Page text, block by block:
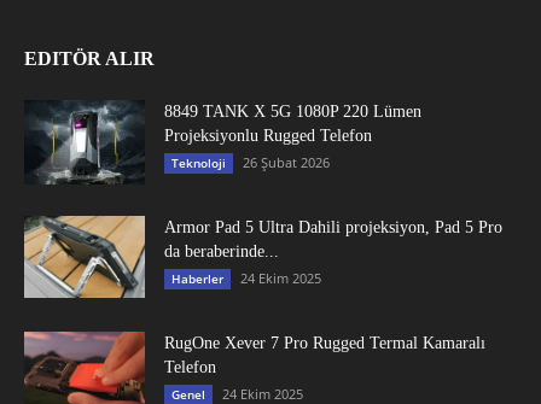
EDITÖR ALIR
8849 TANK X 5G 1080P 220 Lümen
Projeksiyonlu Rugged Telefon
Teknoloji 26 Şubat 2026
Armor Pad 5 Ultra Dahili projeksiyon, Pad 5 Pro
da beraberinde...
Haberler 24 Ekim 2025
RugOne Xever 7 Pro Rugged Termal Kamaralı
Telefon
Genel 24 Ekim 2025